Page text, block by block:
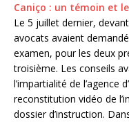
Caniço : un témoin et
Le 5 juillet dernier,
avocats avaient
examen, pour les deux
troisième. Les conseils
l’impartialité de l’agence
reconstitution vidéo de
dossier d’instruction.